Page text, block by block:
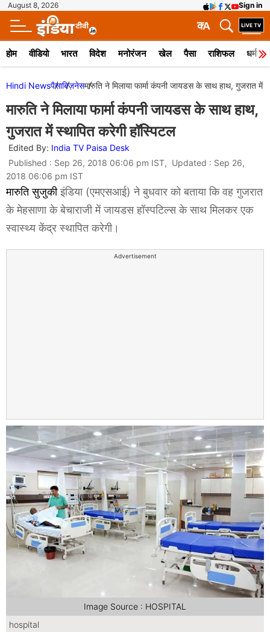
August 8, 2026 Sign in
A
क
होम वीडियो भारत विदेश मनोरंजन खेल पैसा राशिफल धर्म
Hindi Newsपैसाबिज़नेसमारुति ने मिलाया फार्मा कंपनी जायडस के साथ हाथ, गुजरात में
मारुति ने मिलाया फार्मा कंपनी जायडस के साथ हाथ,
गुजरात में स्‍थापित करेगी हॉस्पिटल
Edited By: India TV Paisa Desk
Published : Sep 26, 2018 06:06 pm IST, Updated : Sep 26,
2018 06:06 pm IST
मारुति सुजुकीइंडिया (एमएसआई) ने बुधवार को बताया कि वह गुजरात
के मेहसाणा के बेचाराजी में जायडस हॉस्पटिल्स के साथ मिलकर एक
स्वास्थ्य केंद्र स्थापित करेगी।
Advertisement
hospital
Image Source : HOSPITAL